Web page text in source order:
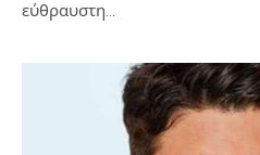
εύθραυστη…